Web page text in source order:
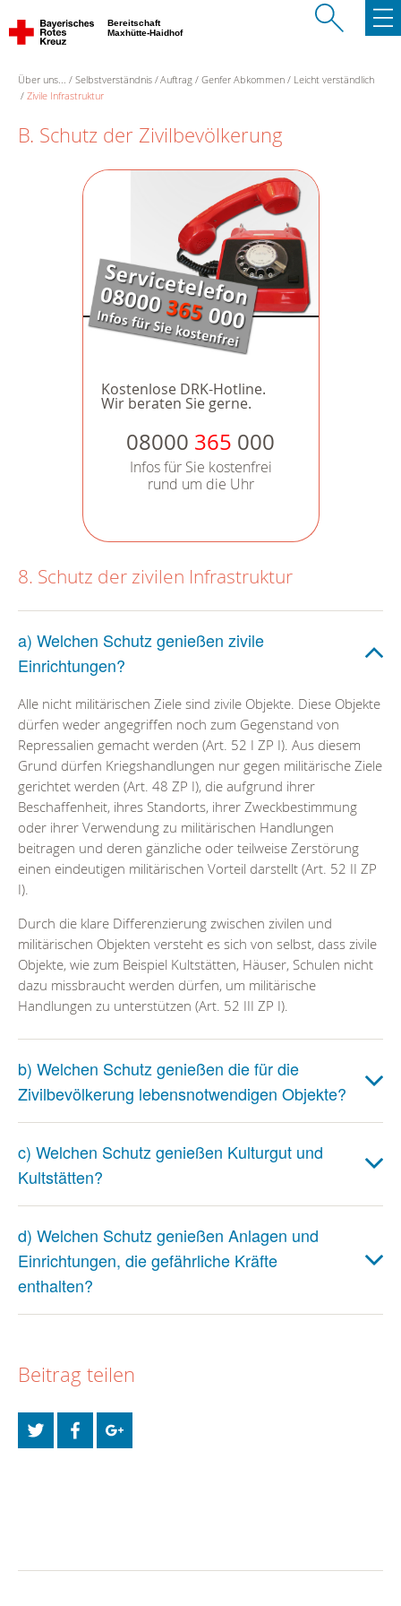
Bereitschaft
Maxhütte-Haidhof
Über uns... Selbstverständnis Auftrag Genfer Abkommen
Leicht verständlich
Zivile Infrastruktur
B. Schutz der Zivilbevölkerung
Kostenlose DRK-Hotline.
Wir beraten Sie gerne.
08000 365 000
Infos für Sie kostenfrei
rund um die Uhr
8. Schutz der zivilen Infrastruktur
a) Welchen Schutz genießen zivile
Einrichtungen?
Alle nicht militärischen Ziele sind zivile Objekte. Diese Objekte
dürfen weder angegriffen noch zum Gegenstand von
Repressalien gemacht werden (Art. 52 I ZP I). Aus diesem
Grund dürfen Kriegshandlungen nur gegen militärische Ziele
gerichtet werden (Art. 48 ZP I), die aufgrund ihrer
Beschaffenheit, ihres Standorts, ihrer Zweckbestimmung
oder ihrer Verwendung zu militärischen Handlungen
beitragen und deren gänzliche oder teilweise Zerstörung
einen eindeutigen militärischen Vorteil darstellt (Art. 52 II ZP
I).
Durch die klare Differenzierung zwischen zivilen und
militärischen Objekten versteht es sich von selbst, dass zivile
Objekte, wie zum Beispiel Kultstätten, Häuser, Schulen nicht
dazu missbraucht werden dürfen, um militärische
Handlungen zu unterstützen (Art. 52 III ZP I).
b) Welchen Schutz genießen die für die
Zivilbevölkerung lebensnotwendigen Objekte?
c) Welchen Schutz genießen Kulturgut und
Kultstätten?
d) Welchen Schutz genießen Anlagen und
Einrichtungen, die gefährliche Kräfte
enthalten?
Beitrag teilen